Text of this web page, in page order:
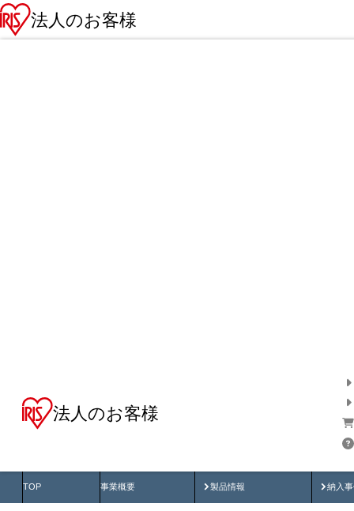
法人のお客様
法人のお客様
TOP 事業概要 製品情報
製品動画 納入
納